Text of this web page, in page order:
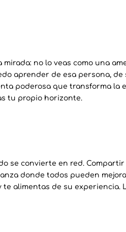
no lo veas como una
aprender de esa persona, de
poderosa que transforma la
tu propio horizonte.
se convierte en red.
donde todos pueden
alimentas de su experiencia.